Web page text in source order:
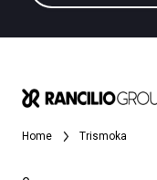
Home Trismoka